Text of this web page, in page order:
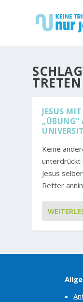
TRETEN
JESUS
ÜBUNG“
NIVERSITY
Keine
unterdrückt
Jesus
Retter